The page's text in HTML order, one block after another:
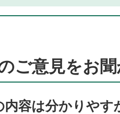
ご意見をお
内容は分かりやす